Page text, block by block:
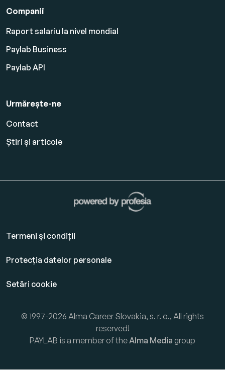
Companii
Raport salariu la nivel mondial
Paylab Business
Paylab API
Urmărește-ne
Contact
Știri și articole
Termeni și condiții
Protecția datelor personale
Setări cookie
© 1997-2026 Alma Career Slovakia, s. r. o., All rights
reserved!
PAYLAB is a member of theAlma Media group